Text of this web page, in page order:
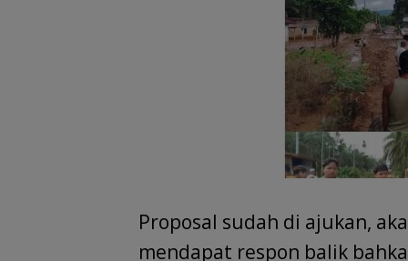
Proposal sudah di ajukan,
mendapat respon balik